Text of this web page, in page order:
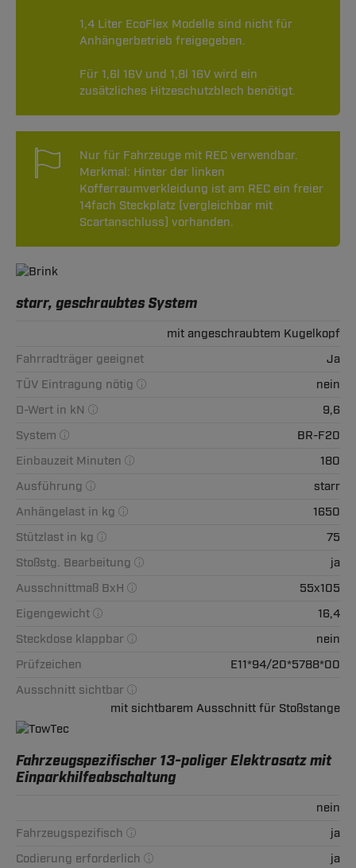
1,4 Liter EcoFlex Modelle sind nicht für
Anhängerbetrieb freigegeben.
Für 1,6l 16V und 1,8l 16V wird ein
zusätzliches Hitzeschutzblech benötigt.
Nur für Fahrzeuge mit REC verwendbar.
Merkmal: Hinter der linken
Kofferraumverkleidung ist am REC ein freier
14fach Steckplatz (vergleichbar mit
Scartanschluss) vorhanden.
starr, geschraubtes System
mit angeschraubtem Kugelkopf
Fahrradträger geeignet
Ja
TÜV Eintragung nötig
nein
D-Wert in kN
9,6
System
BR-F20
Einbauzeit Minuten
180
Ausführung
starr
Anhängelast in kg
1650
Stützlast in kg
75
Stoßstg. Bearbeitung
ja
Ausschnittmaß BxH
55x105
Eigengewicht
16,4
Steckdose klappbar
nein
Prüfzeichen
E11*94/20*5788*00
Ausschnitt sichtbar
mit sichtbarem Ausschnitt für Stoßstange
Fahrzeugspezifischer 13-poliger Elektrosatz mit
Einparkhilfeabschaltung
nein
Fahrzeugspezifisch
ja
Codierung erforderlich
ja